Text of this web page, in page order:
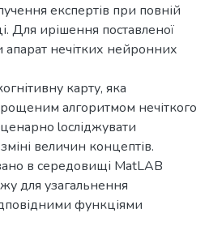
експертів при повній
Для ирішення поставленої
апарат нечітких нейронних
карту, яка
алгоритмом нечіткого
lосліджувати
величин концептів.
в середовищі MatLAB
для узагальнення
функціями